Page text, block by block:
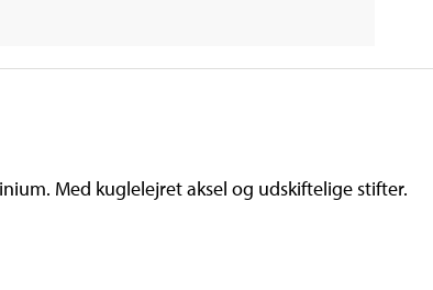
Med kuglelejret aksel og udskiftelige stifter.